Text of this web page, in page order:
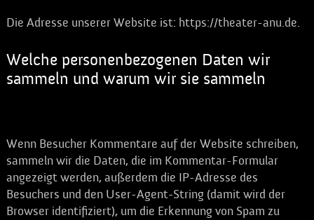
Die Adresse unserer Website ist: https://theater-anu.de.
Welche personenbezogenen Daten wir
sammeln und warum wir sie sammeln
Wenn Besucher Kommentare auf der Website schreiben,
sammeln wir die Daten, die im Kommentar-Formular
angezeigt werden, außerdem die IP-Adresse des
Besuchers und den User-Agent-String (damit wird der
Browser identifiziert), um die Erkennung von Spam zu